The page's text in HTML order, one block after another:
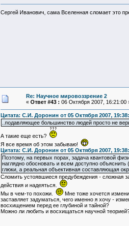
Сергей Иванович, сама Вселенная сломает это
Re: Научное мировоззрение 2
« Ответ #43 : 06 Октября 2007, 16:21:00
Цитата: С.И. Доронин от 05 Октября 2007,
..подавляющее большинство людей просто не
А такие еще есть?
Я все время об этом забываю!
Цитата: С.И. Доронин от 05 Октября 2007,
Поэтому, на первых порах, задача квантовой
наглядно обосновать и всем доступно
глюки, а реальная объективная составляющая
Сломить устоявшиеся предубеждения - сложная
действия и надеяться.
Мы в чем-то похожи.
Мне тоже хочется
заставляет задуматься, чего именно я хочу -
восхищением перед ее глубиной и тайной?
Можно ли любить и восхищаться научной